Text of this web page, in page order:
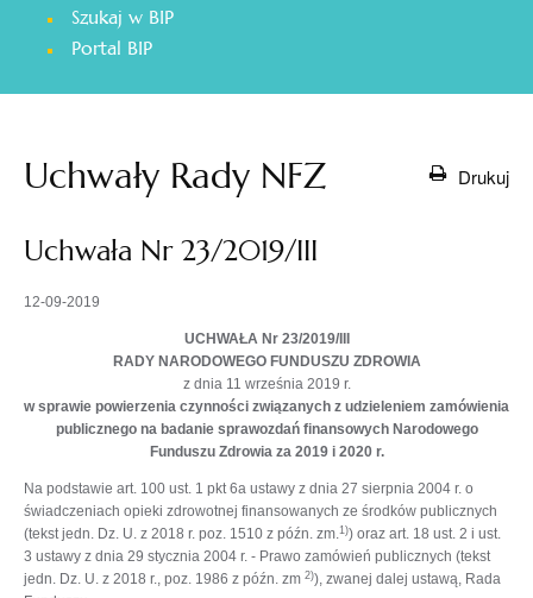
Szukaj w BIP
Portal BIPotwiera
Uchwały Rady NFZ Drukuj
Uchwała Nr 23/2019/III
12-09-2019
UCHWAŁA Nr 23/2019/III
RADY NARODOWEGO FUNDUSZU ZDROWIA
z dnia 11 września 2019 r.
w sprawie powierzenia czynności związanych z udzieleniem zamówienia
publicznego na badanie sprawozdań finansowych Narodowego
Funduszu Zdrowia za 2019 i 2020 r.
Na podstawie art. 100 ust. 1 pkt 6a ustawy z dnia 27 sierpnia 2004 r. o
świadczeniach opieki zdrowotnej finansowanych ze środków publicznych
(tekst jedn. Dz. U. z 2018 r. poz. 1510 z późn. zm.1)) oraz art. 18 ust. 2 i ust.
3 ustawy z dnia 29 stycznia 2004 r. - Prawo zamówień publicznych (tekst
jedn. Dz. U. z 2018 r., poz. 1986 z późn. zm 2)), zwanej dalej ustawą, Rada